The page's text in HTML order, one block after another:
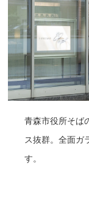
青森市役所そば
ス抜群。全面ガ
す。